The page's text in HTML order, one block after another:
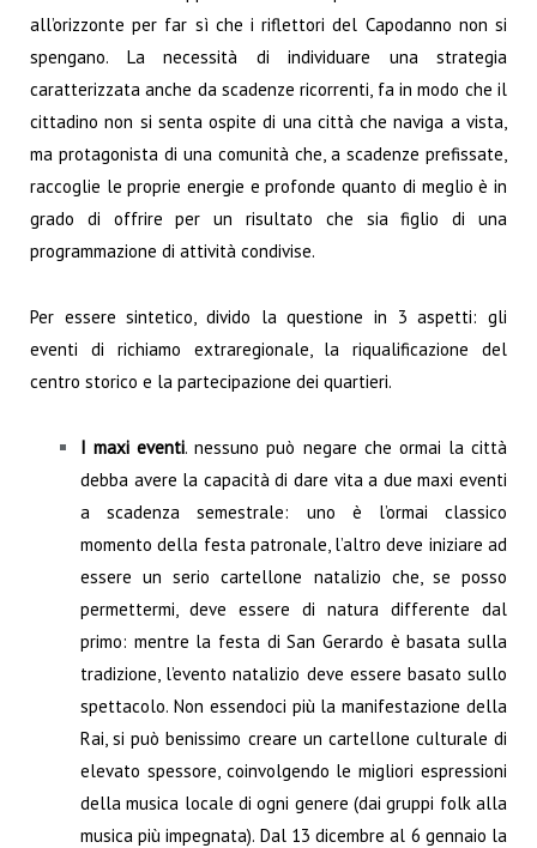
all’orizzonte per far sì che i riflettori del Capodanno non si
spengano. La necessità di individuare una strategia
caratterizzata anche da scadenze ricorrenti, fa in modo che il
cittadino non si senta ospite di una città che naviga a vista,
ma protagonista di una comunità che, a scadenze prefissate,
raccoglie le proprie energie e profonde quanto di meglio è in
grado di offrire per un risultato che sia figlio di una
programmazione di attività condivise.
Per essere sintetico, divido la questione in 3 aspetti: gli
eventi di richiamo extraregionale, la riqualificazione del
centro storico e la partecipazione dei quartieri.
I maxi eventi. nessuno può negare che ormai la città
debba avere la capacità di dare vita a due maxi eventi
a scadenza semestrale: uno è l’ormai classico
momento della festa patronale, l’altro deve iniziare ad
essere un serio cartellone natalizio che, se posso
permettermi, deve essere di natura differente dal
primo: mentre la festa di San Gerardo è basata sulla
tradizione, l’evento natalizio deve essere basato sullo
spettacolo. Non essendoci più la manifestazione della
Rai, si può benissimo creare un cartellone culturale di
elevato spessore, coinvolgendo le migliori espressioni
della musica locale di ogni genere (dai gruppi folk alla
musica più impegnata). Dal 13 dicembre al 6 gennaio la